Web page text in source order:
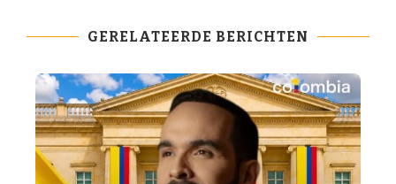
GERELATEERDE BERICHTEN